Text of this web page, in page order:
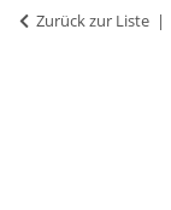
Zurück zur Liste